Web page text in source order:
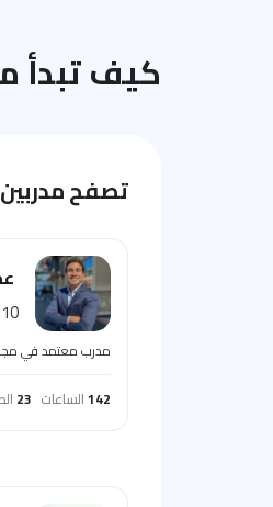
كيف تبدأ
تصفح
5-10
مدرب معتمد في مجال
142الساعات 23